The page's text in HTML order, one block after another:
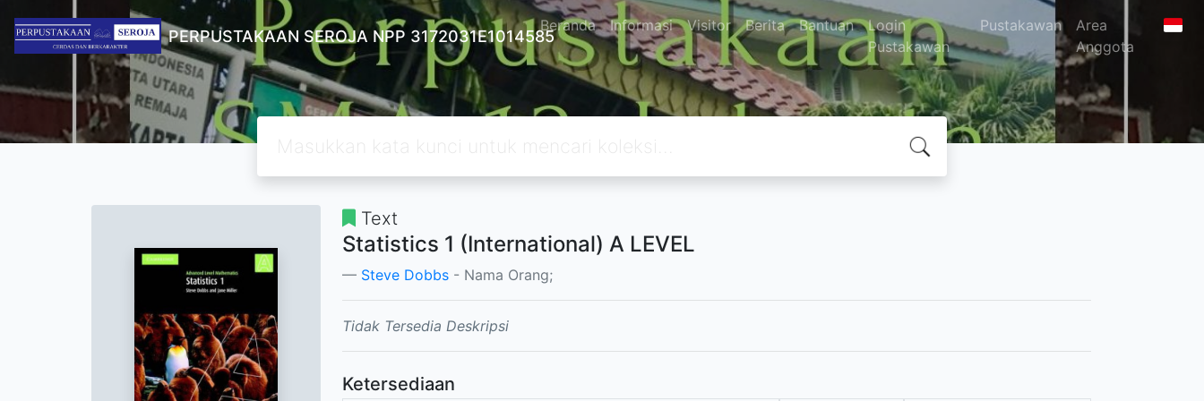
PERPUSTAKAAN SEROJA NPP 3172031E1014585
Beranda Informasi Visitor Berita Bantuan
Login
Pustakawan
Pustakawan
Area
Anggota
Text
Statistics 1 (International) A LEVEL
Steve Dobbs - Nama Orang;
Tidak Tersedia Deskripsi
Ketersediaan